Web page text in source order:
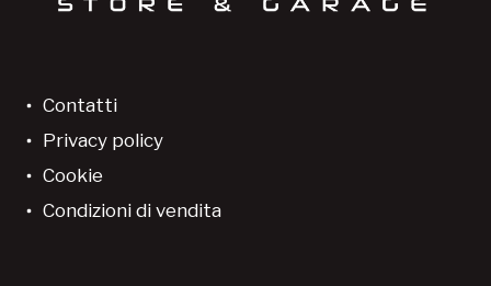
Contatti
Privacy policy
Cookie
Condizioni di vendita